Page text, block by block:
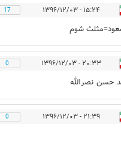
۱۵:۲۴ - ۱۳۹۶/۱۲/۰۳ 17
شوم
۲۰:۳۳ - ۱۳۹۶/۱۲/۰۳ 0
حسن نصرالله
۲۱:۳۹ - ۱۳۹۶/۱۲/۰۳ 0